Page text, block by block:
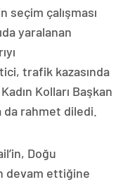
seçim çalışması
yaralanan
trafik kazasında
Kolları Başkan
da rahmet diledi.
Doğu
devam ettiğine